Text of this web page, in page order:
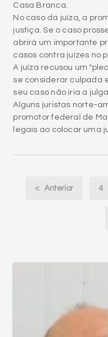
Casa Branca.
No caso da juíza, a
justiça. Se o caso
abrirá um importante
casos contra juízes no
A juíza recusou um
se considerar culpada
seu caso não iria a
Alguns juristas norte-
promotor federal de
legais ao colocar uma
Anterior 4